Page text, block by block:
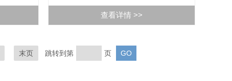
查看详情 >>
末页 跳转到第 页